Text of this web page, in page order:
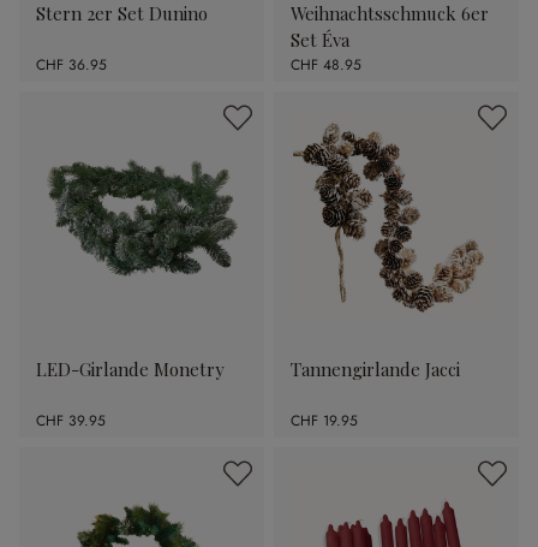
Stern 2er Set Dunino
CHF 36.95
Weihnachtsschmuck 6er
Set Éva
CHF 48.95
LED-Girlande Monetry
CHF 39.95
Tannengirlande Jacci
CHF 19.95